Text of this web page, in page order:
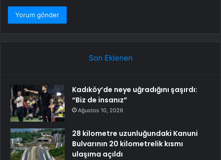
Son Eklenen
Kadıköy’de neye uğradığını şaşırdı:
“Biz de insanız”
Ağustos 10, 2026
28 kilometre uzunluğundaki Kanuni
Bulvarının 20 kilometrelik kısmı
ulaşıma açıldı